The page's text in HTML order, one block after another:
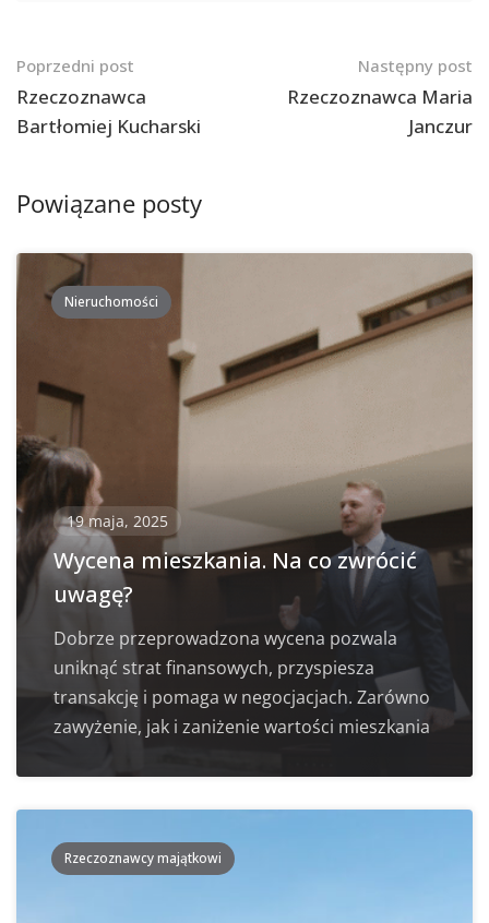
Nawigacja
po
postach
Poprzedni post
Rzeczoznawca
Bartłomiej Kucharski
Następny post
Rzeczoznawca Maria
Janczur
Powiązane posty
Nieruchomości
19 maja, 2025
Wycena mieszkania. Na co zwrócić
uwagę?
Dobrze przeprowadzona wycena pozwala
uniknąć strat finansowych, przyspiesza
transakcję i pomaga w negocjacjach. Zarówno
zawyżenie, jak i zaniżenie wartości mieszkania
Rzeczoznawcy majątkowi